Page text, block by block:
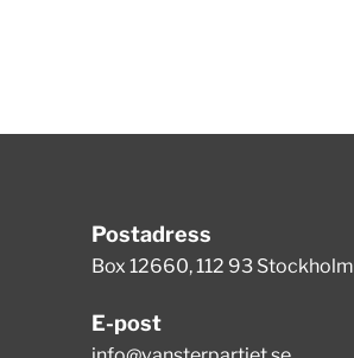
Postadress
Box 12660, 112 93 Stockholm
E-post